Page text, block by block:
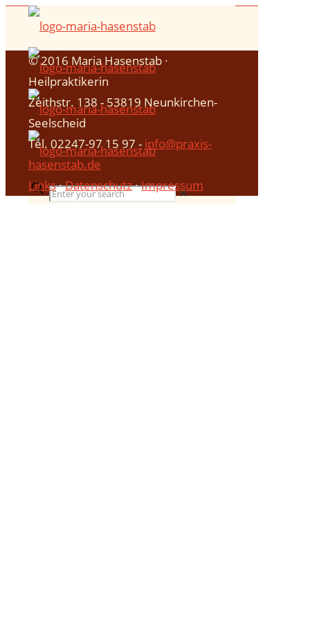
✕
© 2016 Maria Hasenstab ∙
Heilpraktikerin
Zeithstr. 138 - 53819 Neunkirchen-
Seelscheid
Tel. 02247-97 15 97 - info@praxis-
hasenstab.de
Links∙Datenschutz∙Impressum